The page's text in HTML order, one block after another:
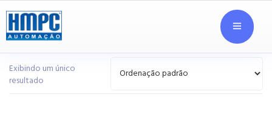
Exibindo um único
resultado